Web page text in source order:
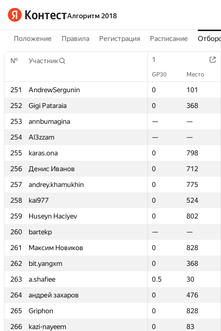
Алгоритм 2018
Положение Правила Регистрация Расписание
№ Участник 1
GP30 Место
251 AndrewSergunin 0
101
252
Gigi Pataraia 0
368
253
annbumagina —
—
254
Al3zzam —
—
255
karas.ona 0
798
256
Денис Иванов 0
712
257
andrey.khamukhin 0
775
258
kai977 0
524
259
Huseyn Haciyev 0
802
260
bartekp —
—
261
Максим Новиков 0
828
262
bit.yangxm 0
368
263
a.shafiee 0.5
30
264
андрей захаров 0
476
265
Griphon 0
828
266
kazi-nayeem 0
83
№ Участник 1
GP30 Место
251 AndrewSergunin 0
101
252
Gigi Pataraia 0
368
253
annbumagina —
—
254
Al3zzam —
—
255
karas.ona 0
798
256
Денис Иванов 0
712
257
andrey.khamukhin 0
775
258
kai977 0
524
259
Huseyn Haciyev 0
802
260
bartekp —
—
261
Максим Новиков 0
828
262
bit.yangxm 0
368
263
a.shafiee 0.5
30
264
андрей захаров 0
476
265
Griphon 0
828
266
kazi-nayeem 0
83